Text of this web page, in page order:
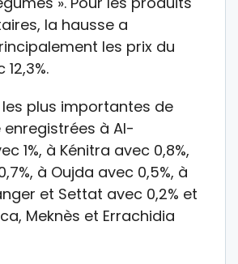
la hausse a
les prix du
les plus importantes de
enregistrées à Al-
1%, à Kénitra avec 0,8%,
à Oujda avec 0,5%, à
et Settat avec 0,2% et
Meknès et Errachidia